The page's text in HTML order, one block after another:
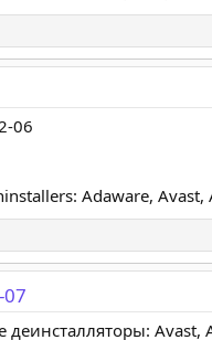
06
Adaware, Avast,
Avast,